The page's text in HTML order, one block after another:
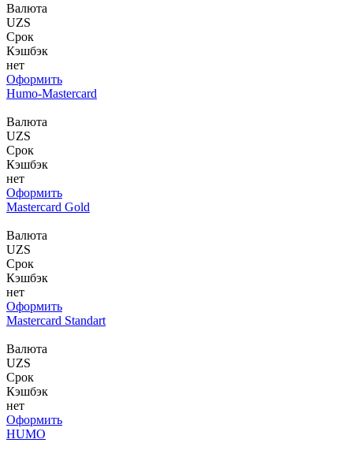
Валюта
UZS
Срок
Кэшбэк
нет
Оформить
Humo-Mastercard
Валюта
UZS
Срок
Кэшбэк
нет
Оформить
Mastercard Gold
Валюта
UZS
Срок
Кэшбэк
нет
Оформить
Mastercard Standart
Валюта
UZS
Срок
Кэшбэк
нет
Оформить
HUMO